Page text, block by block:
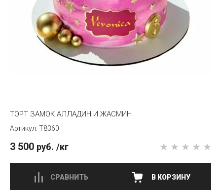
ТОРТ ЗАМОК АЛЛАДИН И ЖАСМИН
T8360
3 500 руб. /кг